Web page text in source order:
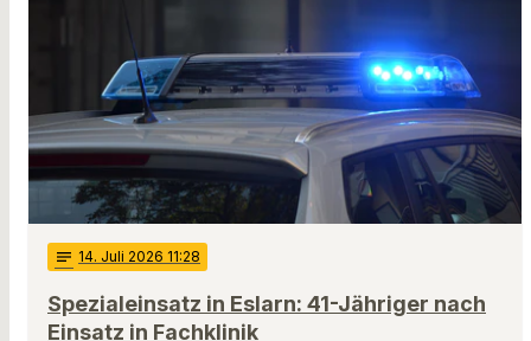
notes 14. Juli 2026 11:28
Spezialeinsatz in Eslarn: 41-Jähriger nach
Einsatz in Fachklinik